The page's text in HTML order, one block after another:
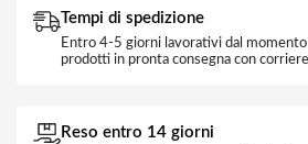
Tempi di spedizione
Entro 4-5 giorni lavorativi dal
prodotti in pronta consegna con
Reso entro 14 giorni